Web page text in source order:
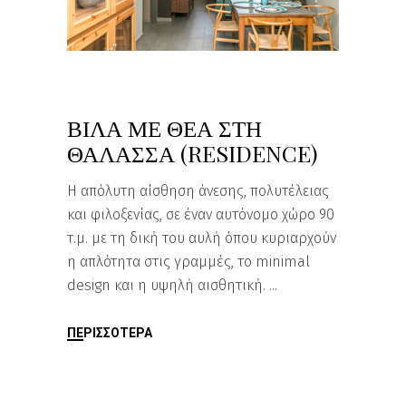
ΒΊΛΑ ΜΕ ΘΈΑ ΣΤΗ
ΘΆΛΑΣΣΑ (RESIDENCE)
​Η απόλυτη αίσθηση άνεσης, πολυτέλειας
και φιλοξενίας, σε έναν αυτόνομο χώρο 90
τ.μ. με τη δική του αυλή όπου κυριαρχούν
η απλότητα στις γραμμές, το minimal
design και η υψηλή αισθητική.
ΠΕΡΙΣΣΌΤΕΡΑ